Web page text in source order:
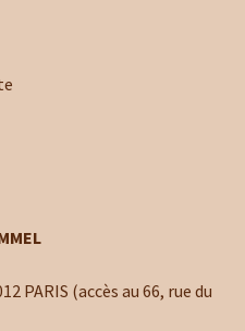
PARIS (accès au 66, rue du